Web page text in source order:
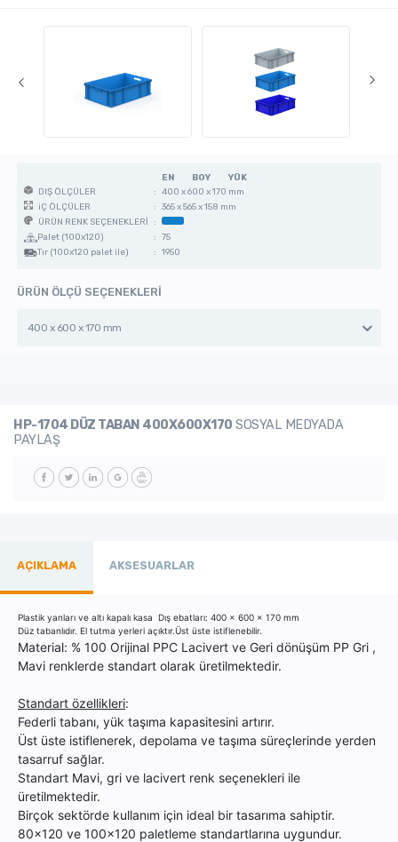
EN BOY
YÜK
DIŞ ÖLÇÜLER
: 400 x 600 x 170 mm
iÇ ÖLÇÜLER
: 365 x 565 x 158 mm
ÜRÜN RENK SEÇENEKLERİ :
Palet (100x120)
: 75
Tır (100x120 palet ile)
: 1950
ÜRÜN ÖLÇÜ SEÇENEKLERİ
400 x 600 x 170 mm
HP-1704 DÜZ TABAN 400X600X170 SOSYAL MEDYADA
PAYLAŞ
AÇIKLAMA AKSESUARLAR
Plastik yanları ve altı kapalı kasa Dış ebatları: 400 x 600 x 170 mm
Düz tabanlıdır. El tutma yerleri açıktır.Üst üste istiflenebilir.
Material: % 100 Orijinal PPC Lacivert ve Geri dönüşüm PP Gri ,
Mavi renklerde standart olarak üretilmektedir.
Standart özellikleri:
Federli tabanı, yük taşıma kapasitesini artırır.
Üst üste istiflenerek, depolama ve taşıma süreçlerinde yerden
tasarruf sağlar.
Standart Mavi, gri ve lacivert renk seçenekleri ile
üretilmektedir.
Birçok sektörde kullanım için ideal bir tasarıma sahiptir.
80x120 ve 100x120 paletleme standartlarına uygundur.